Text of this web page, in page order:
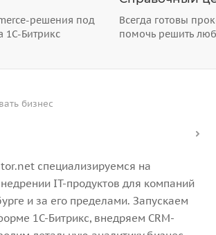
решения под
1С-Битрикс
Всегда готовы
помочь решить
бизнес
специализируемся на
IT-продуктов для компаний
и за его пределами. Запускаем
1С-Битрикс, внедряем CRM-